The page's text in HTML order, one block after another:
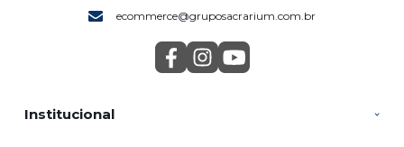
Institucional
ecommerce@gruposacrarium.com.br